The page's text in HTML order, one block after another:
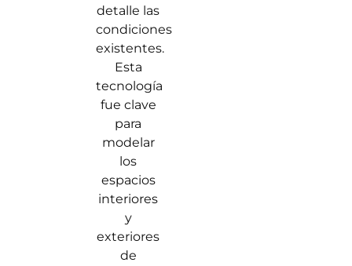
detalle las
condiciones
existentes.
Esta
tecnología
fue clave
para
modelar
los
espacios
interiores
y
exteriores
de